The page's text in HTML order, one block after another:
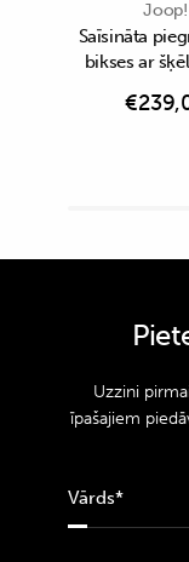
Joop!
Saīsināta
bikses ar
€
Uzzini
īpašajiem